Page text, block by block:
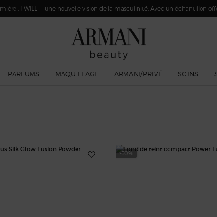
: I WILL — une nouvelle vision de la masculinité. Avec un échantillon
PARFUMS MAQUILLAGE ARMANI/PRIVÉ SOINS
-30%